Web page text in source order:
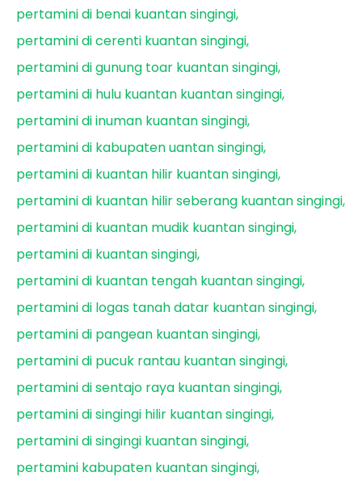
pertamini di benai kuantan singingi
pertamini di cerenti kuantan singingi
pertamini di gunung toar kuantan singingi
pertamini di hulu kuantan kuantan singingi
pertamini di inuman kuantan singingi
pertamini di kabupaten uantan singingi
pertamini di kuantan hilir kuantan singingi
pertamini di kuantan hilir seberang kuantan singingi
pertamini di kuantan mudik kuantan singingi
pertamini di kuantan singingi
pertamini di kuantan tengah kuantan singingi
pertamini di logas tanah datar kuantan singingi
pertamini di pangean kuantan singingi
pertamini di pucuk rantau kuantan singingi
pertamini di sentajo raya kuantan singingi
pertamini di singingi hilir kuantan singingi
pertamini di singingi kuantan singingi
pertamini kabupaten kuantan singingi